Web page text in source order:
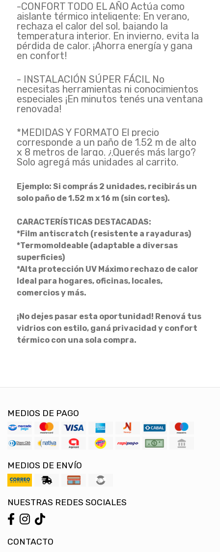
-CONFORT TODO EL AÑO Actúa como
aislante térmico inteligente: En verano,
rechaza el calor del sol, bajando la
temperatura interior. En invierno, evita la
pérdida de calor. ¡Ahorra energía y gana
en confort!
- INSTALACIÓN SÚPER FÁCIL No
necesitas herramientas ni conocimientos
especiales ¡En minutos tenés una ventana
renovada!
*MEDIDAS Y FORMATO El precio
corresponde a un paño de 1.52 m de alto
x 8 metros de largo. ¿Querés más largo?
Solo agregá más unidades al carrito.
Ejemplo: Si comprás 2 unidades, recibirás un
solo paño de 1.52 m x 16 m (sin cortes).
CARACTERÍSTICAS DESTACADAS:
*Film antiscratch (resistente a rayaduras)
*Termomoldeable (adaptable a diversas
superficies)
*Alta protección UV Máximo rechazo de calor
Ideal para hogares, oficinas, locales,
comercios y más.
¡No dejes pasar esta oportunidad! Renová tus
vidrios con estilo, ganá privacidad y confort
térmico con una sola compra.
MEDIOS DE PAGO
MEDIOS DE ENVÍO
NUESTRAS REDES SOCIALES
CONTACTO